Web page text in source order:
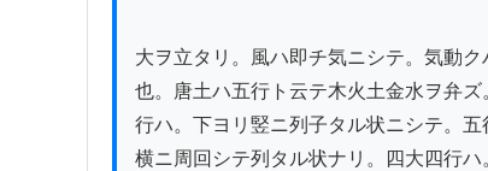
大ヲ立タリ。風ハ即チ気ニシテ。気動ク
也。唐土ハ五行ト云テ木火土金水ヲ弁ズ
行ハ。下ヨリ竪ニ列子タル状ニシテ。五
横ニ周回シテ列タル状ナリ。四大四行ハ